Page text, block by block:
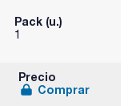
Pack (u.)
1
Precio
Comprar